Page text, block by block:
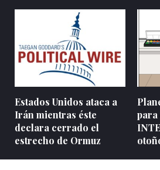
Estados Unidos ataca a
Irán mientras éste
declara cerrado el
estrecho de Ormuz
para